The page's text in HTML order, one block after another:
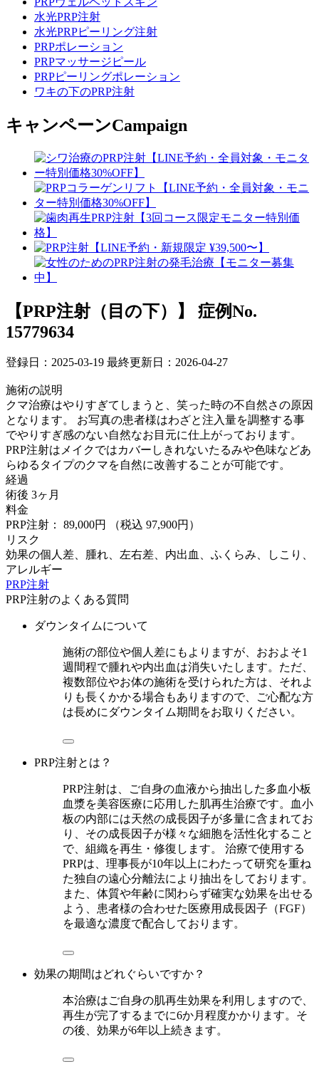
水光PRP注射
水光PRPピーリング注射
PRPポレーション
PRPマッサージピール
PRPピーリングポレーション
ワキの下のPRP注射
キャンペーンCampaign
【PRP注射（目の下）】
症例No.
15779634
登録日：2025-03-19 最終更新日：2026-04-27
施術の説明
クマ治療はやりすぎてしまうと、笑った時の不自然さの原因
となります。 お写真の患者様はわざと注入量を調整する事
でやりすぎ感のない自然なお目元に仕上がっております。
PRP注射はメイクではカバーしきれないたるみや色味などあ
らゆるタイプのクマを自然に改善することが可能です。
経過
術後 3ヶ月
料金
PRP注射： 89,000円
（税込 97,900円）
リスク
効果の個人差、腫れ、左右差、内出血、ふくらみ、しこり、
アレルギー
PRP注射
PRP注射のよくある質問
ダウンタイムについて
施術の部位や個人差にもよりますが、おおよそ1
週間程で腫れや内出血は消失いたします。ただ、
複数部位やお体の施術を受けられた方は、それよ
りも長くかかる場合もありますので、ご心配な方
は長めにダウンタイム期間をお取りください。
PRP注射とは？
PRP注射は、ご自身の血液から抽出した多血小板
血漿を美容医療に応用した肌再生治療です。血小
板の内部には天然の成長因子が多量に含まれてお
り、その成長因子が様々な細胞を活性化すること
で、組織を再生・修復します。 治療で使用する
PRPは、理事長が10年以上にわたって研究を重ね
た独自の遠心分離法により抽出をしております。
また、体質や年齢に関わらず確実な効果を出せる
よう、患者様の合わせた医療用成長因子（FGF）
を最適な濃度で配合しております。
効果の期間はどれぐらいですか？
本治療はご自身の肌再生効果を利用しますので、
再生が完了するまでに6か月程度かかります。そ
の後、効果が6年以上続きます。